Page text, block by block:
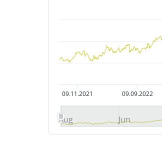
09.11.2021 09.09.2022
Aug Jun